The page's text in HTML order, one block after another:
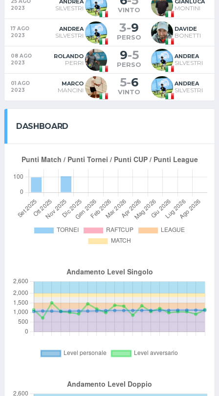
2023
SILVESTRI VINTO MONTINI
17 AGO
2023
ANDREA
SILVESTRI
3-9
PERSO
DAVIDE
BONETTI
08 AGO
2023
ROLANDO
PERRI
9-5
PERSO
ANDREA
SILVESTRI
01 AGO
2023
MARCO
MANCINI
5-6
VINTO
ANDREA
SILVESTRI
DASHBOARD